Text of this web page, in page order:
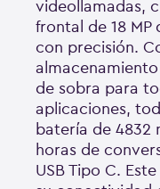
videollamadas,
frontal de 18
con precisión.
de sobra para
aplicaciones,
batería de 4832
horas de
USB Tipo C.